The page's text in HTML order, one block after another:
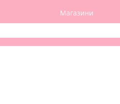
Магазини